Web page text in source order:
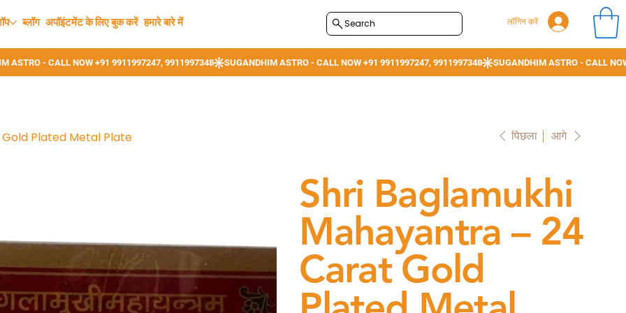
ब्लॉग अपॉइंटमेंट के लिए बुक करें हमारे बारे में Search लॉगिन करें
Plated Metal Plate पिछला आगे
Shri Baglamukhi
Mahayantra – 24
Carat Gold